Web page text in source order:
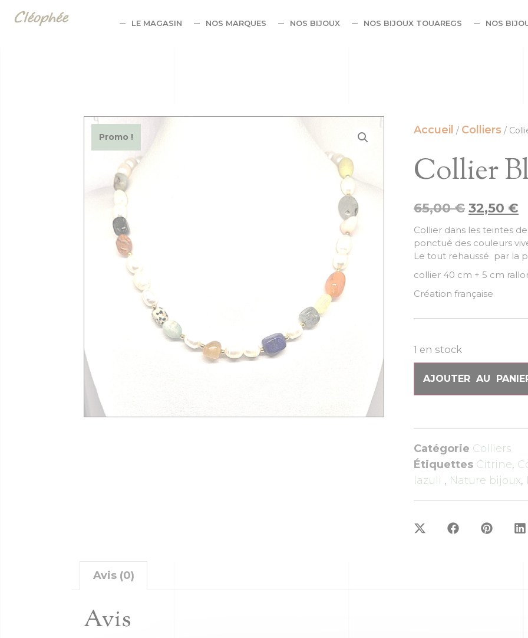
LE MAGASIN NOS MARQUES NOS BIJOUX NOS BIJOUX TOUAREGS NOS
Promo !
Accueil / Colliers /
Collier
65,00€ 32,50 €
Collier dans les teintes
ponctué des couleurs
Le tout rehaussé par la
collier 40 cm + 5 cm
Création française
1 en stock
AJOUTER AU
Catégorie Colliers
Étiquettes Citrine,
lazuli , Nature bijoux,
Avis (0)
Avis